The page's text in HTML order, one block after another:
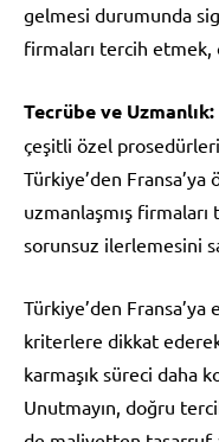
gelmesi durumunda
firmaları tercih etmek,
Tecrübe ve Uzmanlık:
çeşitli özel
Türkiye’den
uzmanlaşmış
sorunsuz ilerlemesini
Türkiye’den Fransa’ya
kriterlere dikkat ederek
karmaşık süreci daha
Unutmayın, doğru